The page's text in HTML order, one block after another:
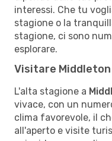
interessi. Che tu
stagione o la
stagione, ci sono
esplorare.
Visitare
L'alta stagione a
vivace, con un
clima favorevole, il
all'aperto e visite